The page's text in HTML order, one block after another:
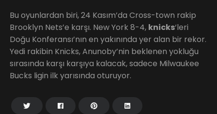
Bu oyunlardan biri, 24 Kasım’da Cross-town rakip
Brooklyn Nets’e karşı. New York 8-4, knicks‘leri
Doğu Konferansı’nın en yakınında yer alan bir rekor.
Yedi rakibin Knicks, Anunoby’nin beklenen yokluğu
sırasında karşı karşıya kalacak, sadece Milwaukee
Bucks ligin ilk yarısında oturuyor.